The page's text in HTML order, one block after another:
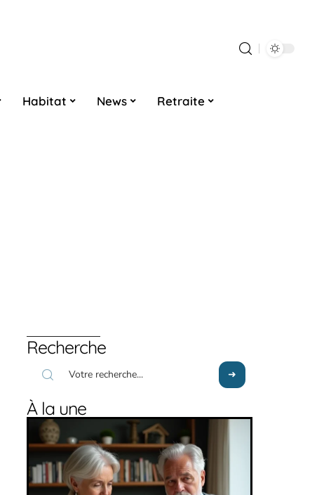
Habitat News Retraite
Recherche
À la une